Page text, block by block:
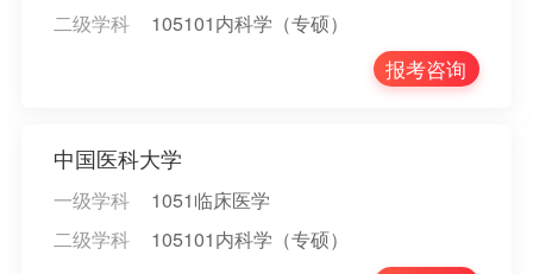
二级学科
105101内科学（专硕）
报考咨询
中国医科大学
一级学科
1051临床医学
二级学科
105101内科学（专硕）